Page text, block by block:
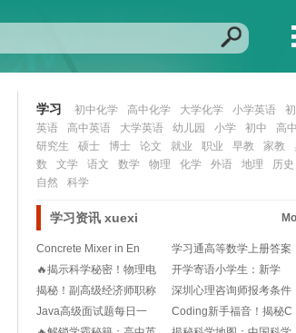
学习 初中化学 高中化学 大学化学 小学英语
英语
高中英语 大学英语 幼儿园 小学 初中
高中
研究生
硕士 博士 论文 就业 职业 早教 家教
数
文学 语文 数学 物理 化学 外语 地理
历史
自然
科学
学习资讯 xuexi
Concrete Mixer in En
学习通高等数学上册答案
在哪里找？📚如何高
🔥揭示科学秘密！物理电
功率：驱动生活的神
开学寄语小学生：新学
期，新征程，你准备好
揭秘！副高级经济师职称
晋升路标📈💰
深圳心理咨询师报考条件
是什么？想转行的你
Java高级面试题每日一
题？如何高效备考
Coding新手福音！揭秘C
语言菜鸟必备